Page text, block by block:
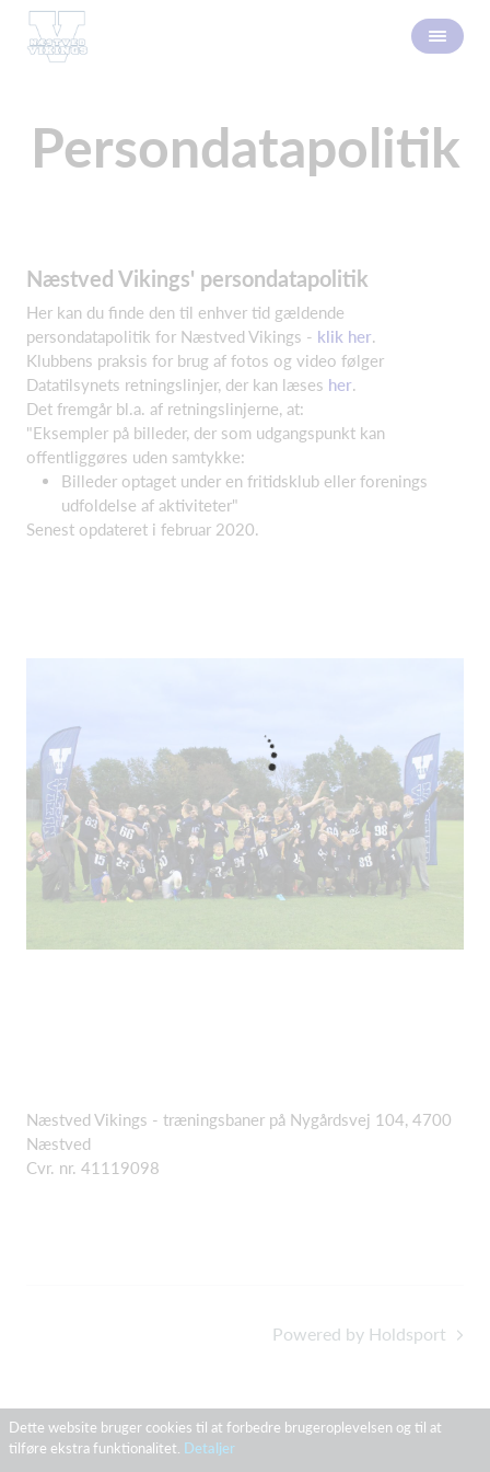
Persondatapolitik
Næstved Vikings' persondatapolitik
Her kan du finde den til enhver tid gældende
persondatapolitik for Næstved Vikings - klik her.
Klubbens praksis for brug af fotos og video følger
Datatilsynets retningslinjer, der kan læses her.
Det fremgår bl.a. af retningslinjerne, at:
"Eksempler på billeder, der som udgangspunkt kan
offentliggøres uden samtykke:
Billeder optaget under en fritidsklub eller forenings
udfoldelse af aktiviteter"
Senest opdateret i februar 2020.
Næstved Vikings - træningsbaner på Nygårdsvej 104, 4700
Næstved
Cvr. nr. 41119098
Powered by Holdsport
Dette website bruger cookies til at forbedre brugeroplevelsen og til at
tilføre ekstra funktionalitet. Detaljer